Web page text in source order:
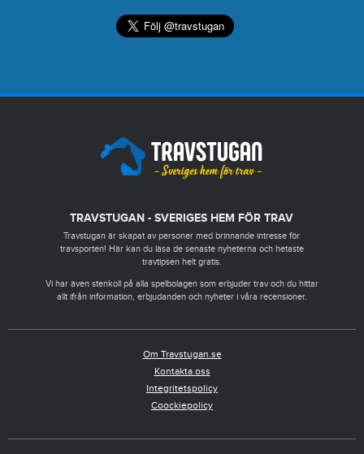
TRAVSTUGAN - SVERIGES HEM FÖR TRAV
Travstugan är skapat av personer med brinnande intresse för
travsporten! Här kan du läsa de senaste nyheterna och hetaste
travtipsen helt gratis.
Vi har även stenkoll på alla spelbolagen som erbjuder trav och du hittar
allt ifrån information, erbjudanden och nyheter i våra recensioner.
Om Travstugan.se
Kontakta oss
Integritetspolicy
Coockiepolicy